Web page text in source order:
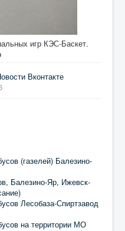
игр КЭС-Баскет.
Вконтакте
(газелей) Балезино-
Балезино-Яр, Ижевск-
Лесобаза-Спиртзавод
на территории МО